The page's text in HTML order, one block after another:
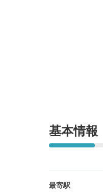
基本情報
最寄駅